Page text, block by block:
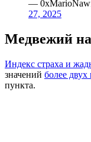
—
27, 2025
Медвежий
Индекс страха и
значений более двух
пункта.